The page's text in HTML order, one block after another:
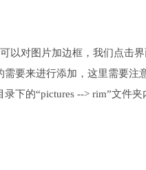
对图片加边框，我们点击
要来进行添加，这里需要
下的“pictures --> rim”文件